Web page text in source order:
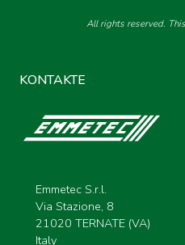
All rights reserved.
KONTAKTE
Emmetec S.r.l.
Via Stazione, 8
21020 TERNATE (VA)
Italy